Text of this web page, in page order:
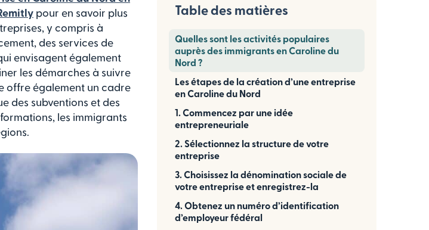
pour en savoir plus
y compris à
des services de
envisagent également
les démarches à suivre
offre également un cadre
des subventions et des
les immigrants
Table des matières
Quelles sont les activités populaires
auprès des immigrants en Caroline du
Nord ?
Les étapes de la création d’une entreprise
en Caroline du Nord
1. Commencez par une idée
entrepreneuriale
2. Sélectionnez la structure de votre
entreprise
3. Choisissez la dénomination sociale de
votre entreprise et enregistrez-la
4. Obtenez un numéro d’identification
d’employeur fédéral